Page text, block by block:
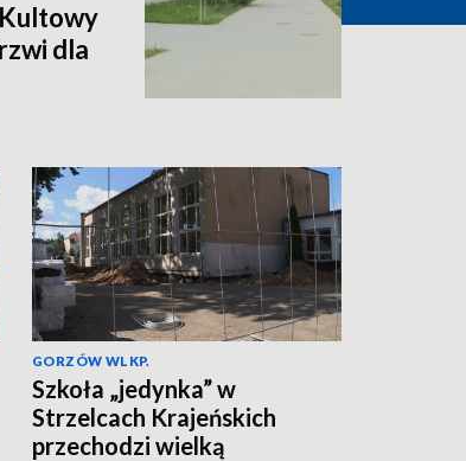
dla
GORZÓW WLKP.
Szkoła „jedynka” w
Strzelcach Krajeńskich
przechodzi wielką